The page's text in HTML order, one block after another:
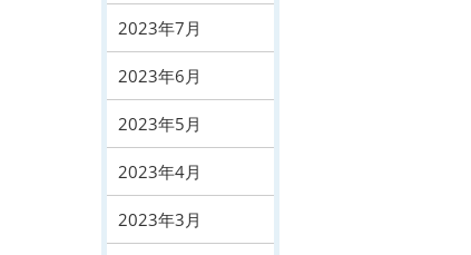
2023年7月
2023年6月
2023年5月
2023年4月
2023年3月